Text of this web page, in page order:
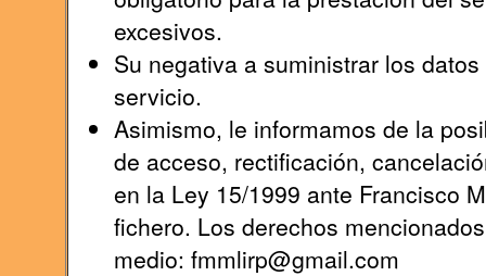
excesivos.
Su negativa a suministrar los
servicio.
Asimismo, le informamos de la
de acceso, rectificación,
en la Ley 15/1999 ante Francisco
fichero. Los derechos
medio: fmmlirp@gmail.com